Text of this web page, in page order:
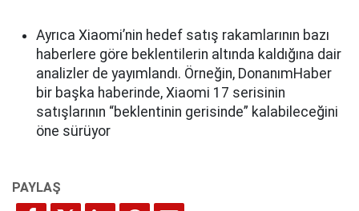
Ayrıca Xiaomi’nin hedef satış rakamlarının bazı
haberlere göre beklentilerin altında kaldığına dair
analizler de yayımlandı. Örneğin, DonanımHaber
bir başka haberinde, Xiaomi 17 serisinin
satışlarının “beklentinin gerisinde” kalabileceğini
öne sürüyor